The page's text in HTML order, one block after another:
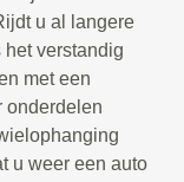
u al langere
verstandig
met een
onderdelen
u weer een auto